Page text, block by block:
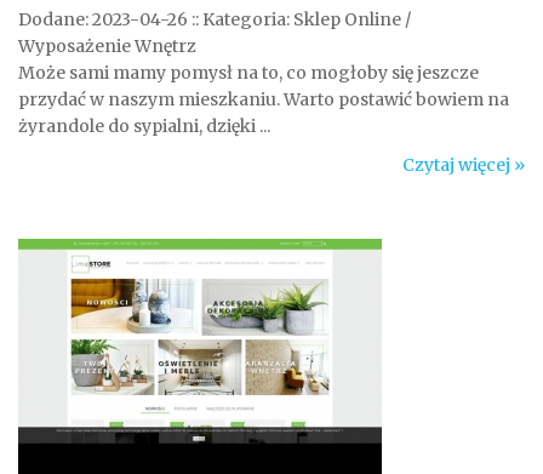
Dodane: 2023-04-26 :: Kategoria: Sklep Online /
Wyposażenie Wnętrz
Może sami mamy pomysł na to, co mogłoby się jeszcze
przydać w naszym mieszkaniu. Warto postawić bowiem na
żyrandole do sypialni, dzięki ...
Czytaj więcej »